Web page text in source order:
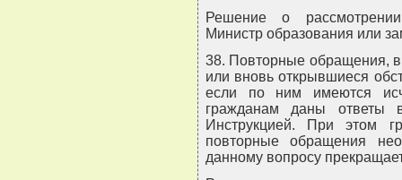
Решение о
Министр образования или
38. Повторные обращения,
или вновь открывшиеся
если по ним имеются
гражданам даны ответы
Инструкцией. При этом
повторные обращения
данному вопросу